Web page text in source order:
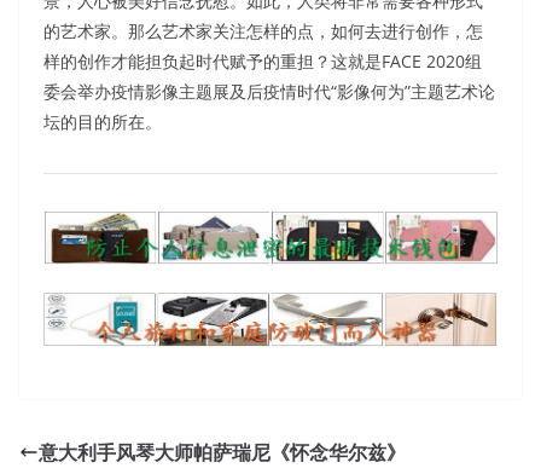
的艺术家。那么艺术家关注怎样的点，如何去进行创作，怎
样的创作才能担负起时代赋予的重担？这就是FACE 2020组
委会举办疫情影像主题展及后疫情时代“影像何为”主题艺术论
坛的目的所在。
意大利手风琴大师帕萨瑞尼《怀念华尔兹》